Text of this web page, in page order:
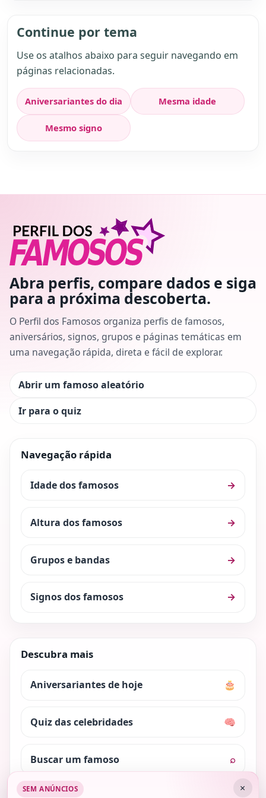
Continue por tema
Use os atalhos abaixo para seguir navegando em
páginas relacionadas.
Aniversariantes do dia Mesma idade
Mesmo signo
Abra perfis, compare dados e siga
para a próxima descoberta.
O Perfil dos Famosos organiza perfis de famosos,
aniversários, signos, grupos e páginas temáticas em
uma navegação rápida, direta e fácil de explorar.
Abrir um famoso aleatório
Ir para o quiz
Navegação rápida
Idade dos famosos →
Altura dos famosos →
Grupos e bandas →
Signos dos famosos →
Descubra mais
Aniversariantes de hoje 🎂
Quiz das celebridades 🧠
Buscar um famoso ⌕
Nosso conteúdo é protegido pela lei dos direitos ×
SEM ANÚNCIOS